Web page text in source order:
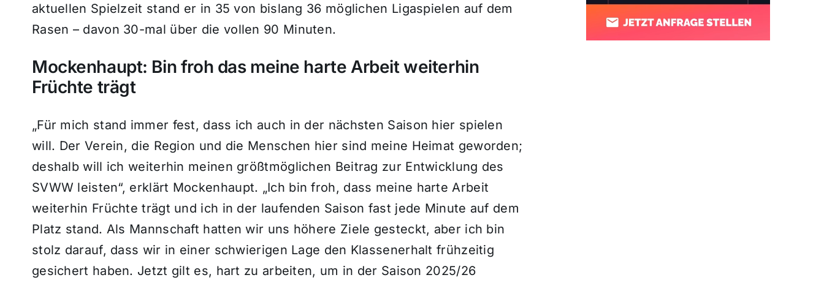
aktuellen Spielzeit stand er in 35 von bislang 36 möglichen Ligaspielen auf dem
Rasen – davon 30-mal über die vollen 90 Minuten.
Mockenhaupt: Bin froh das meine harte Arbeit weiterhin
Früchte trägt
„Für mich stand immer fest, dass ich auch in der nächsten Saison hier spielen
will. Der Verein, die Region und die Menschen hier sind meine Heimat geworden;
deshalb will ich weiterhin meinen größtmöglichen Beitrag zur Entwicklung des
SVWW leisten“, erklärt Mockenhaupt. „Ich bin froh, dass meine harte Arbeit
weiterhin Früchte trägt und ich in der laufenden Saison fast jede Minute auf dem
Platz stand. Als Mannschaft hatten wir uns höhere Ziele gesteckt, aber ich bin
stolz darauf, dass wir in einer schwierigen Lage den Klassenerhalt frühzeitig
gesichert haben. Jetzt gilt es, hart zu arbeiten, um in der Saison 2025/26